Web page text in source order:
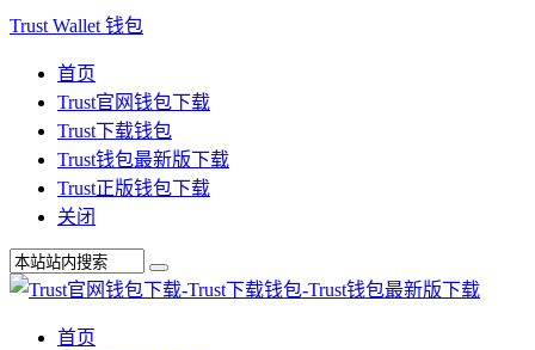
Trust Wallet 钱包
首页
Trust官网钱包下载
Trust下载钱包
Trust钱包最新版下载
Trust正版钱包下载
关闭
首页